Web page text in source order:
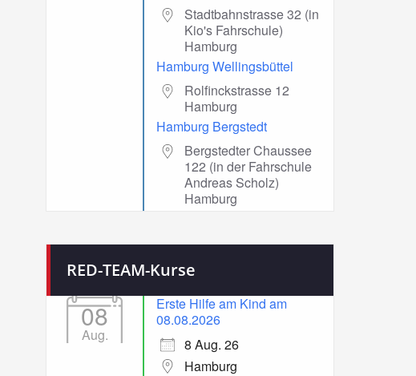
Stadtbahnstrasse 32 (in
Kio's Fahrschule)
Hamburg
Hamburg Wellingsbüttel
Rolfinckstrasse 12
Hamburg
Hamburg Bergstedt
Bergstedter Chaussee
122 (in der Fahrschule
Andreas Scholz)
Hamburg
RED-TEAM-Kurse
08
Aug.
Erste Hilfe am Kind am
08.08.2026
8 Aug. 26
Hamburg